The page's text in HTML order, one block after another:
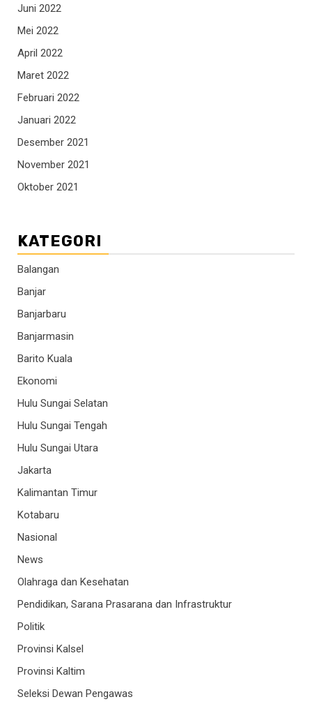
Juni 2022
Mei 2022
April 2022
Maret 2022
Februari 2022
Januari 2022
Desember 2021
November 2021
Oktober 2021
KATEGORI
Balangan
Banjar
Banjarbaru
Banjarmasin
Barito Kuala
Ekonomi
Hulu Sungai Selatan
Hulu Sungai Tengah
Hulu Sungai Utara
Jakarta
Kalimantan Timur
Kotabaru
Nasional
News
Olahraga dan Kesehatan
Pendidikan, Sarana Prasarana dan Infrastruktur
Politik
Provinsi Kalsel
Provinsi Kaltim
Seleksi Dewan Pengawas